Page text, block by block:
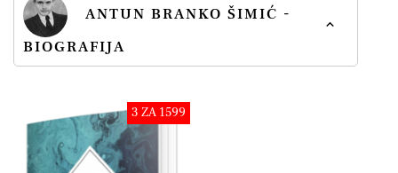
ANTUN BRANKO ŠIMIĆ -
BIOGRAFIJA
3 ZA 1599